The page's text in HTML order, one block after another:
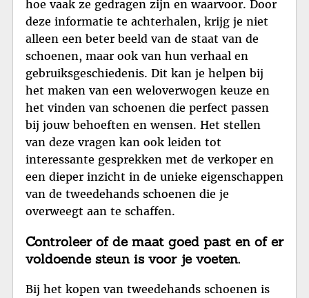
hoe vaak ze gedragen zijn en waarvoor. Door
deze informatie te achterhalen, krijg je niet
alleen een beter beeld van de staat van de
schoenen, maar ook van hun verhaal en
gebruiksgeschiedenis. Dit kan je helpen bij
het maken van een weloverwogen keuze en
het vinden van schoenen die perfect passen
bij jouw behoeften en wensen. Het stellen
van deze vragen kan ook leiden tot
interessante gesprekken met de verkoper en
een dieper inzicht in de unieke eigenschappen
van de tweedehands schoenen die je
overweegt aan te schaffen.
Controleer of de maat goed past en of er
voldoende steun is voor je voeten.
Bij het kopen van tweedehands schoenen is